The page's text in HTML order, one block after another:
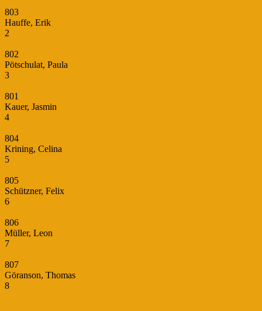
803
Hauffe, Erik
2
802
Pötschulat, Paula
3
801
Kauer, Jasmin
4
804
Krining, Celina
5
805
Schützner, Felix
6
806
Müller, Leon
7
807
Göranson, Thomas
8